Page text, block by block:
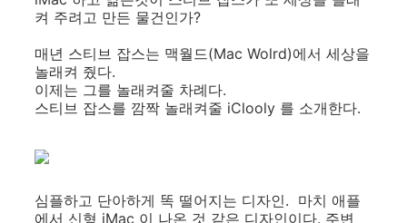
켜 주려고 만든 물건인가?
매년 스티브 잡스는 맥월드(Mac Wolrd)에서 세상을
놀래켜 줬다.
이제는 그를 놀래켜줄 차례다.
스티브 잡스를 깜짝 놀래켜줄 iClooly 를 소개한다.
심플하고 단아하게 똑 떨어지는 디자인. 마치 애플
에서 신형 iMac 이 나온 것 같은 디자인이다. 주변